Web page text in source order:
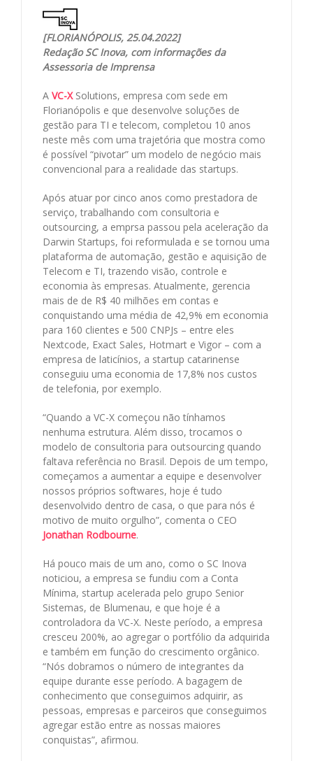
[FLORIANÓPOLIS, 25.04.2022]
Redação SC Inova, com informações da
Assessoria de Imprensa
A VC-XSolutions, empresa com sede em
Florianópolis e que desenvolve soluções de
gestão para TI e telecom, completou 10 anos
neste mês com uma trajetória que mostra como
é possível “pivotar” um modelo de negócio mais
convencional para a realidade das startups.
Após atuar por cinco anos como prestadora de
serviço, trabalhando com consultoria e
outsourcing, a emprsa passou pela aceleração da
Darwin Startups, foi reformulada e se tornou uma
plataforma de automação, gestão e aquisição de
Telecom e TI, trazendo visão, controle e
economia às empresas. Atualmente, gerencia
mais de de R$ 40 milhões em contas e
conquistando uma média de 42,9% em economia
para 160 clientes e 500 CNPJs – entre eles
Nextcode, Exact Sales, Hotmart e Vigor – com a
empresa de laticínios, a startup catarinense
conseguiu uma economia de 17,8% nos custos
de telefonia, por exemplo.
“Quando a VC-X começou não tínhamos
nenhuma estrutura. Além disso, trocamos o
modelo de consultoria para outsourcing quando
faltava referência no Brasil. Depois de um tempo,
começamos a aumentar a equipe e desenvolver
nossos próprios softwares, hoje é tudo
desenvolvido dentro de casa, o que para nós é
motivo de muito orgulho”, comenta o CEO
Jonathan Rodbourne.
Há pouco mais de um ano, como o SC Inova
noticiou, a empresa se fundiu com a Conta
Mínima, startup acelerada pelo grupo Senior
Sistemas, de Blumenau, e que hoje é a
controladora da VC-X. Neste período, a empresa
cresceu 200%, ao agregar o portfólio da adquirida
e também em função do crescimento orgânico.
“Nós dobramos o número de integrantes da
equipe durante esse período. A bagagem de
conhecimento que conseguimos adquirir, as
pessoas, empresas e parceiros que conseguimos
agregar estão entre as nossas maiores
conquistas”, afirmou.